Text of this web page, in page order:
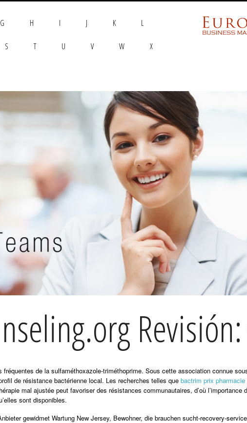
G H I J K L
S T U V W X
Revisión:
de la sulfaméthoxazole-triméthoprime. Sous cette association connue
de résistance bactérienne local. Les recherches telles que bactrim prix pharmacie
mal ajustée peut favoriser des résistances communautaires, d’où l’importance
sont disponibles.
gewidmet Wartung New Jersey, Bewohner, die brauchen sucht-recovery-